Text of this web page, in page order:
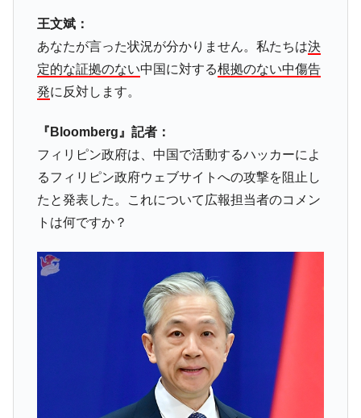
ほぼ終わった」
『Money1』
韓国『国民年金公団』株価暴落で200兆蒸
発。
『Money1』
韓国政府「ニセＫ-ブランドを通報しようキ
『Money1』
韓国「橋が落ちました」⇒ 耐久性「なさす
ぎ」では。
韓国鉄鋼最大手『POSCO』ズブズブ沈む。
営業利益80.2％も減少
にぶん殴る法案」提出！⇒ クーパン問題は合衆国企業に対
する差別。許してはおかぬ
韓国ボンクラ政策室長･金容範、株価暴落に
韓国半導体『SKハイニックス』2026年2Qの
業績「史上最高益」当期純利益は前年同期比13.4倍に。
韓国･加徳島新国際空港「またも暗礁」の危
機 ⇒ 10.7兆では損が出るからできない。
王文斌：
あなたが言った状況が分かりません。私たちは決
定的な証拠のない中国に対する根拠のない中傷告
発に反対します。
『Bloomberg』記者：
フィリピン政府は、中国で活動するハッカーによ
るフィリピン政府ウェブサイトへの攻撃を阻止し
たと発表した。これについて広報担当者のコメン
トは何ですか？